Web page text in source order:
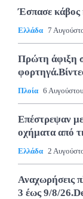
Έσπασε κάβος
Ελλάδα 7
Πρώτη άφιξη
Πλοία 6
Επέστρεψαν
οχήματα από
Ελλάδα 2
Αναχωρήσεις
3 έως 9/8/